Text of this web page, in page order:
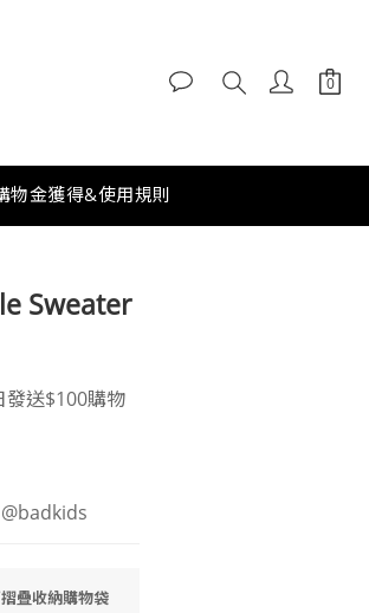
物金獲得&使用規則
Sweater
送$100購物
疊收納購物袋